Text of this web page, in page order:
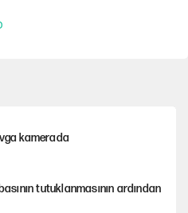
kamerada
tutuklanmasının ardından